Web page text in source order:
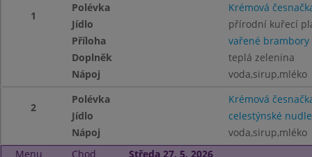
1
Polévka
Krémová
Jídlo
přírodní kuřecí
Příloha
vařené brambory
Doplněk
teplá zelenina
Nápoj
voda,sirup,mléko
2
Polévka
Krémová
Jídlo
celestýnské
Nápoj
voda,sirup,mléko
Menu
Chod
Středa 27. 5. 2026